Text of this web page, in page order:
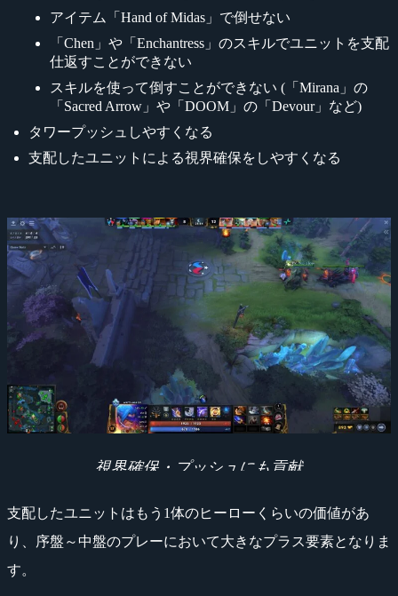
アイテム「Hand of Midas」で倒せない
「Chen」や「Enchantress」のスキルでユニットを支配
仕返すことができない
スキルを使って倒すことができない (「Mirana」の
「Sacred Arrow」や「DOOM」の「Devour」など)
タワープッシュしやすくなる
支配したユニットによる視界確保をしやすくなる
視界確保・プッシュにも貢献
支配したユニットはもう1体のヒーローくらいの価値があ
り、序盤～中盤のプレーにおいて大きなプラス要素となりま
す。